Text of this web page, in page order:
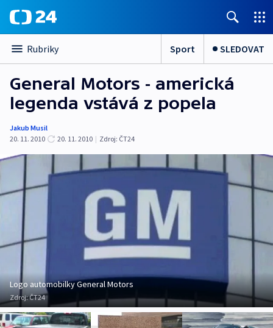
Rubriky Sport SLEDOVAT
General Motors - americká
legenda vstává z popela
Jakub Musil
20. 11. 2010
20. 11. 2010 | Zdroj: ČT24
Logo automobilky General Motors
Zdroj:ČT24